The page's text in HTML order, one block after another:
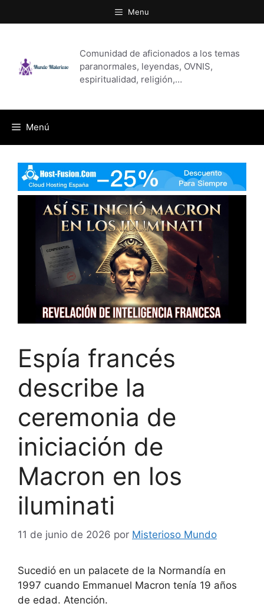
al
Menu
Comunidad de aficionados a los temas
paranormales, leyendas, OVNIS,
espiritualidad, religión,…
Menú
Espía francés
describe la
ceremonia de
iniciación de
Macron en los
iluminati
11 de junio de 2026 por Misterioso Mundo
Sucedió en un palacete de la Normandía en
1997 cuando Emmanuel Macron tenía 19 años
de edad. Atención.